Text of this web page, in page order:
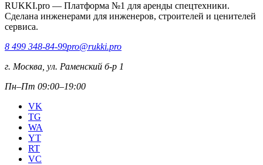
RUKKI.pro — Платформа №1 для аренды спецтехники.
Сделана инженерами для инженеров, строителей и ценителей
сервиса.
8 499 348-84-99pro@rukki.pro
г. Москва, ул. Раменский б-р 1
Пн–Пт 09:00–19:00
VK
TG
WA
YT
RT
VC